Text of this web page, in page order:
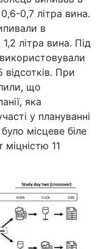
0,7 літра вина.
в
літра вина. Під
відсотків. При
що
яка
у плануванні
місцеве біле
11